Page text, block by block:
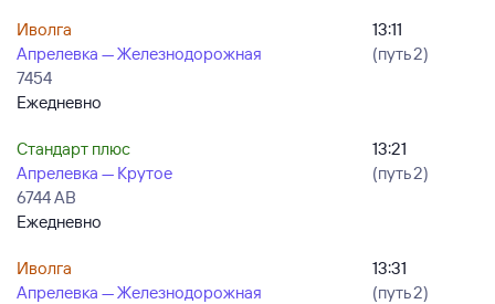
Иволга
Апрелевка — Железнодорожная
7454
Ежедневно
13:11
(путь 2)
Стандарт плюс
Апрелевка — Крутое
6744 АВ
Ежедневно
13:21
(путь 2)
Иволга
Апрелевка — Железнодорожная
13:31
(путь 2)